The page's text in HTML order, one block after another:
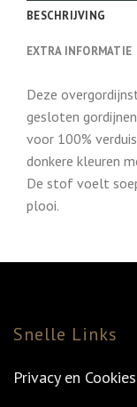
BESCHRIJVING
EXTRA INFORMATIE
Deze
gesloten
voor 100%
donkere kleuren
De stof voelt
plooi.
Snelle Links
Privacy en Cookies